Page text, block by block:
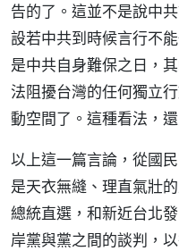
告的了。這並不是說中
設若中共到時候言行不
是中共自身難保之日，
法阻擾台灣的任何獨立
動空間了。這種看法，
以上這一篇言論，從國
是天衣無縫、理直氣壯
總統直選，和新近台北
岸黨與黨之間的談判，